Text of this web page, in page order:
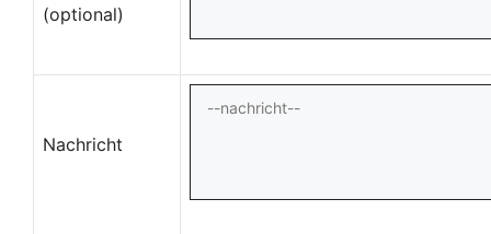
(optional)
Nachricht